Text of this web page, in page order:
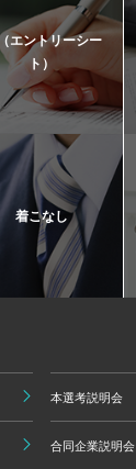
エントリーシー
ト）
着こなし
本選考説明会
合同企業説明会